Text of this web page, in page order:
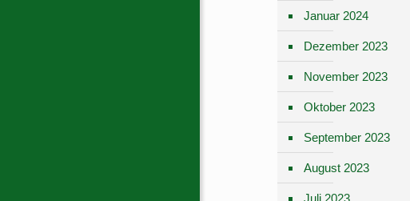
Januar 2024
Dezember 2023
November 2023
Oktober 2023
September 2023
August 2023
Juli 2023